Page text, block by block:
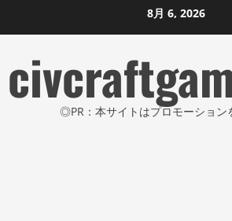
ン
ン
ツ
8月 6, 2026
◎PR：本サイトはプロモーション